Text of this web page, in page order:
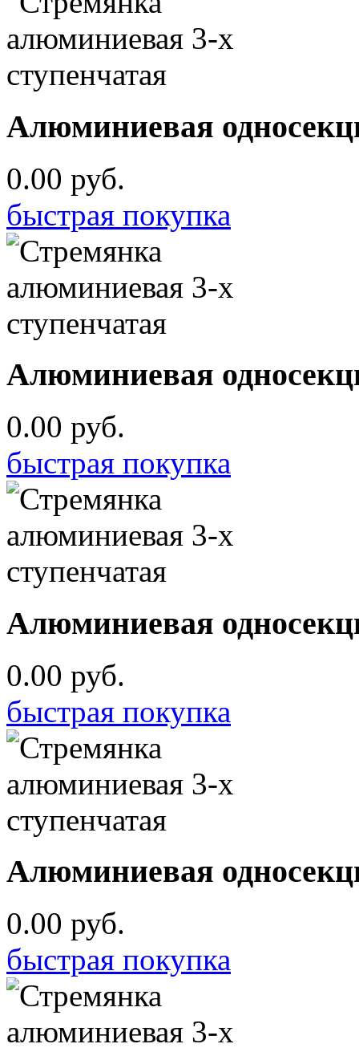
Алюминиевая
0.00 руб.
быстрая покупка
Алюминиевая
0.00 руб.
быстрая покупка
Алюминиевая
0.00 руб.
быстрая покупка
Алюминиевая
0.00 руб.
быстрая покупка